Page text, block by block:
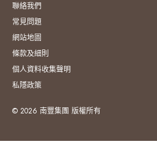
聯絡我們
常見問題
網站地圖
條款及細則
個人資料收集聲明
私隱政策
© 2026 南豐集團 版權所有